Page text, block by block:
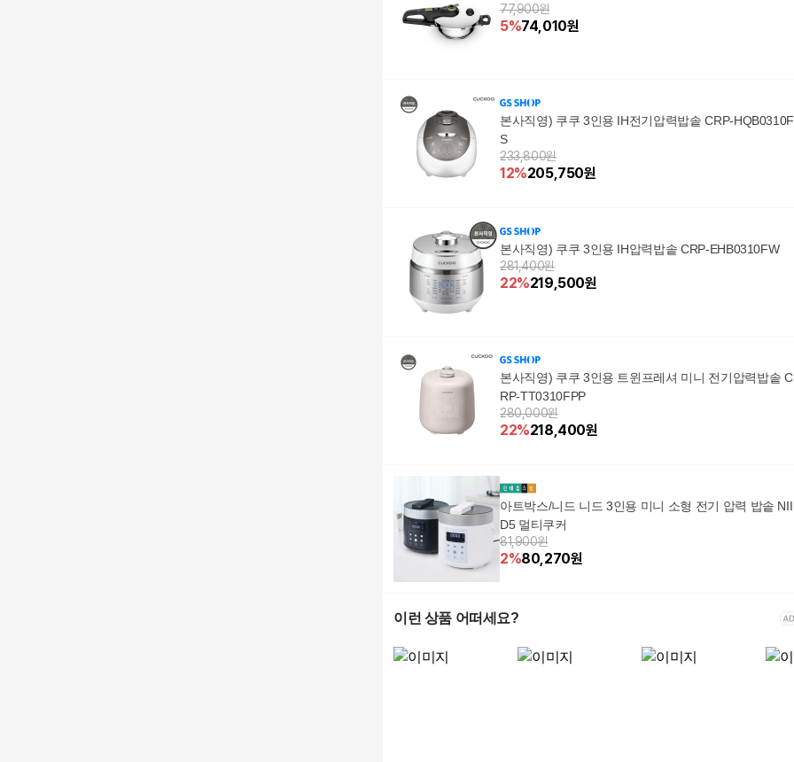
77,900원
5%74,010원
본사직영) 쿠쿠 3인용 IH전기압력밥솥 CRP-HQB0310F
S
233,800원
12%205,750원
본사직영) 쿠쿠 3인용 IH압력밥솥 CRP-EHB0310FW
281,400원
22%219,500원
본사직영) 쿠쿠 3인용 트윈프레셔 미니 전기압력밥솥 C
RP-TT0310FPP
280,000원
22%218,400원
아트박스/니드 니드 3인용 미니 소형 전기 압력 밥솥 NII
D5 멀티쿠커
81,900원
2%80,270원
이런 상품 어떠세요?